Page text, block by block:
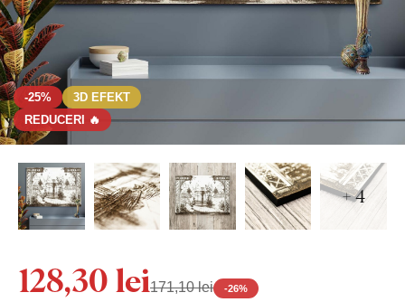
-25%
3D EFEKT
REDUCERI 🔥
+ 4
128,30 lei171,10 lei -26%